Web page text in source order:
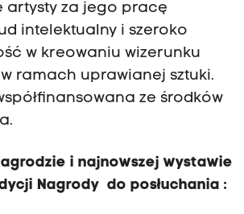
artysty za jego pracę
intelektualny i szeroko
w kreowaniu wizerunku
ramach uprawianej sztuki.
ze środków
i najnowszej wystawie
Nagrody do posłuchania :